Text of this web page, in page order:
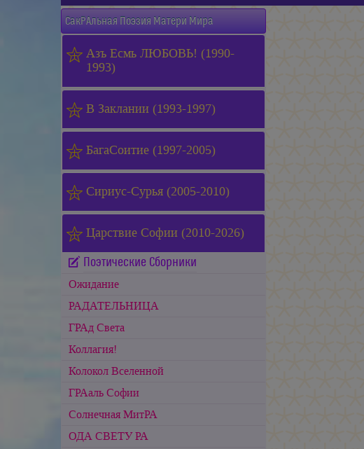
СакРАльная Поэзия Матери Мира
Азъ Есмь ЛЮБОВЬ! (1990-
1993)
В Заклании (1993-1997)
БагаСоитие (1997-2005)
Сириус-Сурья (2005-2010)
Царствие Софии (2010-2026)
Поэтические Сборники
Ожидание
РАДАТЕЛЬНИЦА
ГРАд Света
Коллагия!
Колокол Вселенной
ГРАаль Софии
Cолнечная МитРА
ОДА СВЕТУ РА